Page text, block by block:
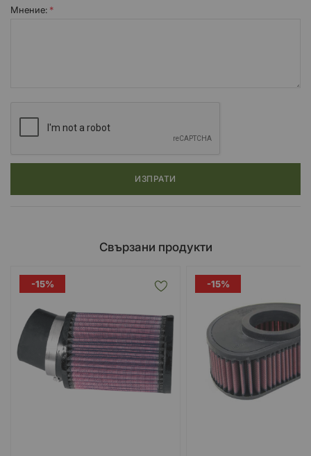
Филтрите са перящи и са за многократна употреба и са
Мнение:
ИЗПРАТИ
Свързани продукти
-15% -15%